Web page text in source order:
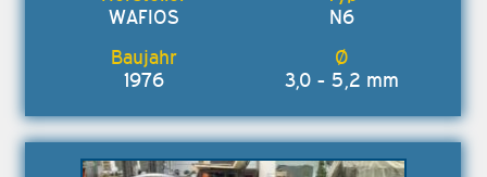
WAFIOS N6
1976 3,0 - 5,2 mm